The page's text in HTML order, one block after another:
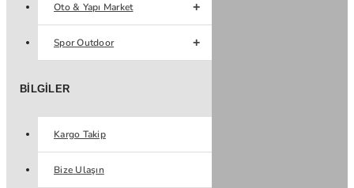
Oto & Yapı Market
Spor Outdoor
BILGILER
Kargo Takip
Bize Ulaşın